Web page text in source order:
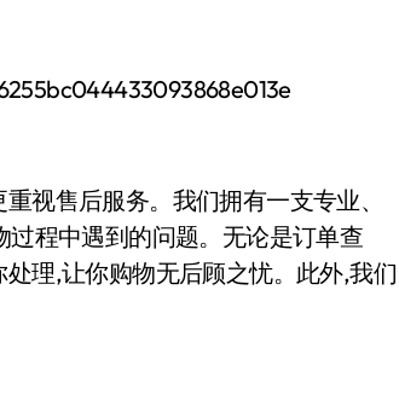
视售后服务。我们拥有一支专业、
程中遇到的问题。无论是订单查
理,让你购物无后顾之忧。此外,我们